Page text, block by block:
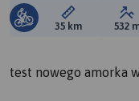
Długość trasy:
35 km 532
test nowego amorka